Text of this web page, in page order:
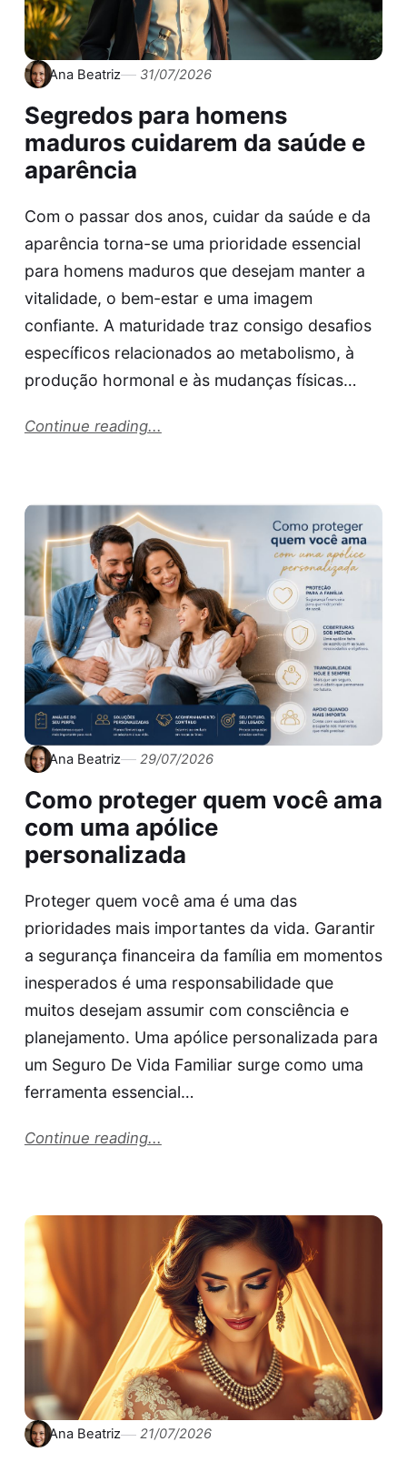
Ana Beatriz 31/07/2026
Segredos para homens
maduros cuidarem da saúde e
aparência
Com o passar dos anos, cuidar da saúde e da
aparência torna-se uma prioridade essencial
para homens maduros que desejam manter a
vitalidade, o bem-estar e uma imagem
confiante. A maturidade traz consigo desafios
específicos relacionados ao metabolismo, à
produção hormonal e às mudanças físicas…
Continue reading...
Ana Beatriz 29/07/2026
Como proteger quem você ama
com uma apólice
personalizada
Proteger quem você ama é uma das
prioridades mais importantes da vida. Garantir
a segurança financeira da família em momentos
inesperados é uma responsabilidade que
muitos desejam assumir com consciência e
planejamento. Uma apólice personalizada para
um Seguro De Vida Familiar surge como uma
ferramenta essencial…
Continue reading...
Ana Beatriz 21/07/2026